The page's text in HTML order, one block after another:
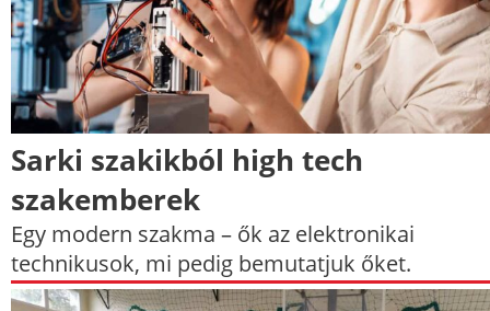
Sarki szakikból high tech
szakemberek
Egy modern szakma – ők az elektronikai
technikusok, mi pedig bemutatjuk őket.